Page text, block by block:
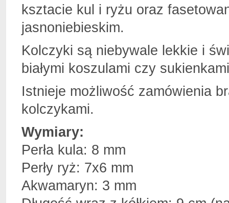
ksztacie kul i ryżu oraz
jasnoniebieskim.
Kolczyki są niebywale lekkie i
białymi koszulami czy
Istnieje możliwość zamówienia
kolczykami.
Wymiary:
Perła kula: 8 mm
Perły ryż: 7x6 mm
Akwamaryn: 3 mm